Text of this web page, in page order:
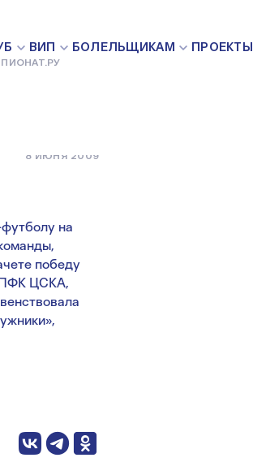
ВИП БОЛЕЛЬЩИКАМ ПРОЕКТЫ
8 ИЮНЯ 2009
на
победу
ПФК ЦСКА,